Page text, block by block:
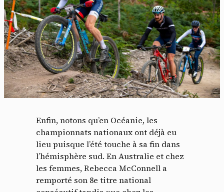
Enfin, notons qu’en Océanie, les
championnats nationaux ont déjà eu
lieu puisque l’été touche à sa fin dans
l’hémisphère sud. En Australie et chez
les femmes, Rebecca McConnell a
remporté son 8e titre national